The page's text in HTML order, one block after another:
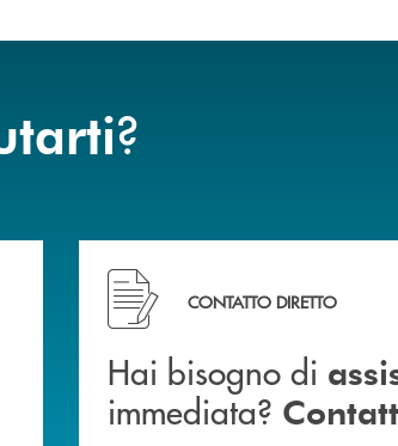
?
Hai bisogno di assistenza
CONTATTO DIRETTO
Hai bisogno di
immediata?